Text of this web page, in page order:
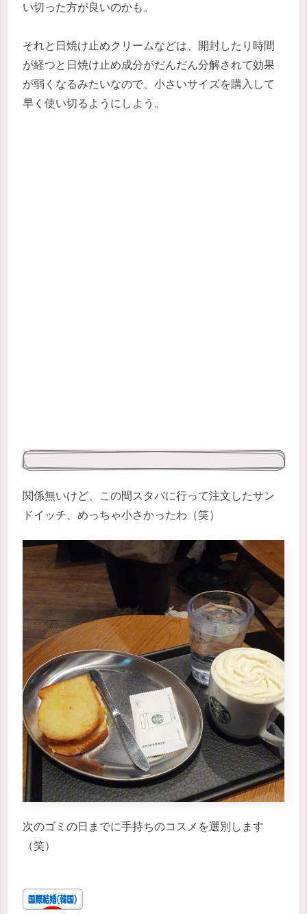
い切った方が良いのかも。
それと日焼け止めクリームなどは、開封したり時間
が経つと日焼け止め成分がだんだん分解されて効果
が弱くなるみたいなので、小さいサイズを購入して
早く使い切るようにしよう。
関係無いけど、この間スタバに行って注文したサン
ドイッチ、めっちゃ小さかったわ（笑）
次のゴミの日までに手持ちのコスメを選別します
（笑）